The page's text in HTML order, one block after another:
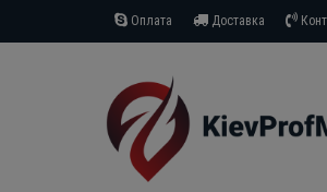
Оплата Доставка